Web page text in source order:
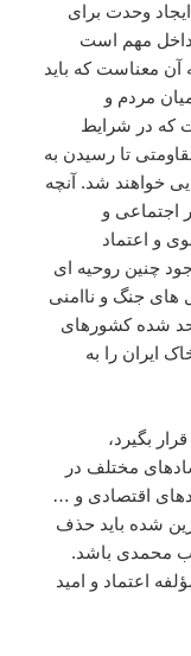
وحدت براى
داخل مهم است
معناست که باید
مردم و
که در شرایط
تا رسیدن به
خواهند شد. آنچه
اجتماعى و
و اعتماد
تحمیلى وجود چنین روحیه اى
جنگ و ناامنى
شده کشورهاى
ایران را به
بگیرد،
مختلف در
اقتصادى و …
شده باید حذف
محمدى باشد.
اعتماد و امید